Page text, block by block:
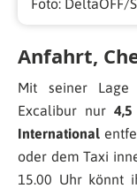
Foto: DeltaOFF/
Anfahrt,
Mit seiner
Excalibur nur
International
oder dem Taxi
15.00 Uhr könnt